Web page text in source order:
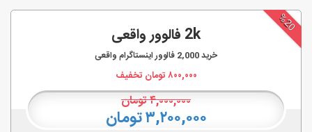
%20
2k فالوور واقعی
خرید2,000 فالوور اینستاگرام واقعی
۸۰۰,۰۰۰تومان تخفیف
۴,۰۰۰,۰۰۰تومان
۳,۲۰۰,۰۰۰ تومان